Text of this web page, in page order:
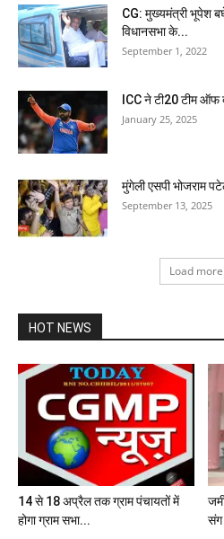
CG: मुख्यमंत्री भूपेश
विधानसभा के...
September 1, 2022
ICC ने टी20 टीम ऑफ
January 25, 2025
मुंगेली एसपी भोजराम
September 13, 2025
Load more
HOT NEWS
14 से 18 अप्रैल तक ग्राम पंचायतों में
होगा ग्राम सभा...
संग